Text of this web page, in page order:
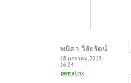
พนิดา วิลัยรัตน์
18 มกราคม, 2013 -
16:24
permalink